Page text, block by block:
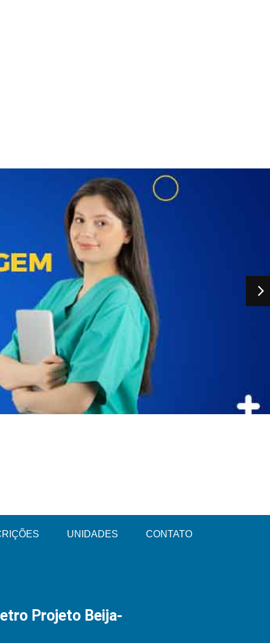
UNIDADES CONTATO
Projeto Beija-